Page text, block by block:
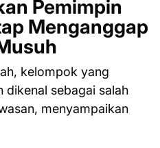
Pemimpin
Menganggap
kelompok yang
dikenal sebagai salah
menyampaikan